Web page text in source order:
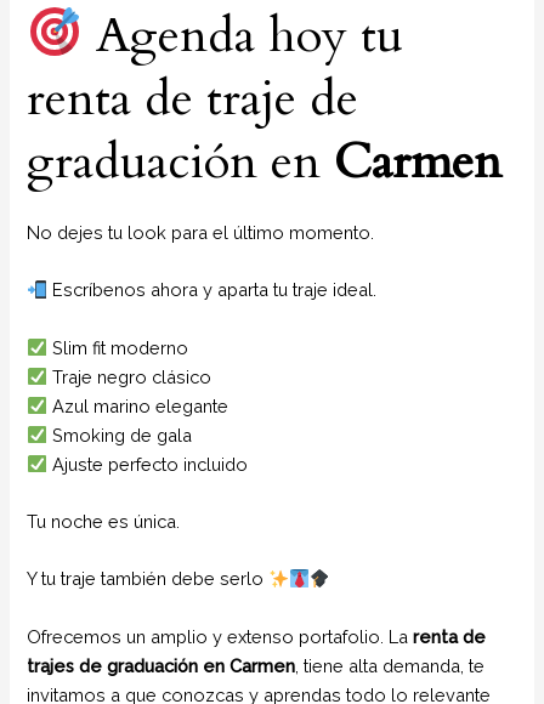
Agenda hoy tu
renta de traje de
graduación en Carmen
No dejes tu look para el último momento.
Escríbenos ahora y aparta tu traje ideal.
Slim fit moderno
Traje negro clásico
Azul marino elegante
Smoking de gala
Ajuste perfecto incluido
Tu noche es única.
Y tu traje también debe serlo
Ofrecemos un amplio y extenso portafolio. Larenta de
trajes de graduación en Carmen , tiene alta demanda, te
invitamos a que conozcas y aprendas todo lo relevante